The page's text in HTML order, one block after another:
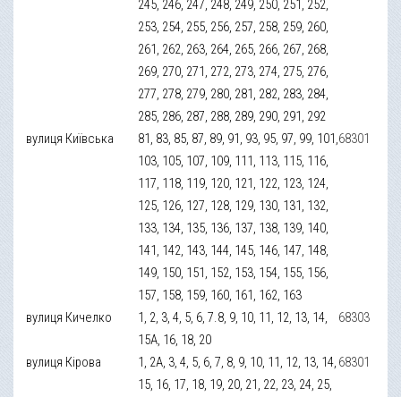
245, 246, 247, 248, 249, 250, 251, 252,
253, 254, 255, 256, 257, 258, 259, 260,
261, 262, 263, 264, 265, 266, 267, 268,
269, 270, 271, 272, 273, 274, 275, 276,
277, 278, 279, 280, 281, 282, 283, 284,
285, 286, 287, 288, 289, 290, 291, 292
вулиця Київська
81, 83, 85, 87, 89, 91, 93, 95, 97, 99, 101,
103, 105, 107, 109, 111, 113, 115, 116,
117, 118, 119, 120, 121, 122, 123, 124,
125, 126, 127, 128, 129, 130, 131, 132,
133, 134, 135, 136, 137, 138, 139, 140,
141, 142, 143, 144, 145, 146, 147, 148,
149, 150, 151, 152, 153, 154, 155, 156,
157, 158, 159, 160, 161, 162, 163
68301
вулиця Кичелко
1, 2, 3, 4, 5, 6, 7.8, 9, 10, 11, 12, 13, 14,
15А, 16, 18, 20
68303
вулиця Кірова
1, 2А, 3, 4, 5, 6, 7, 8, 9, 10, 11, 12, 13, 14,
15, 16, 17, 18, 19, 20, 21, 22, 23, 24, 25,
68301